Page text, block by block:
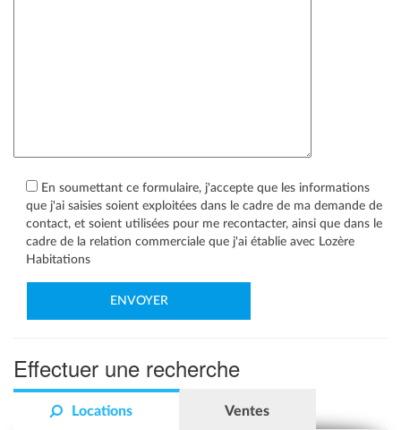
En soumettant ce formulaire, j'accepte que les informations
que j'ai saisies soient exploitées dans le cadre de ma demande de
contact, et soient utilisées pour me recontacter, ainsi que dans le
cadre de la relation commerciale que j'ai établie avec Lozère
Habitations
Effectuer une recherche
Locations Ventes